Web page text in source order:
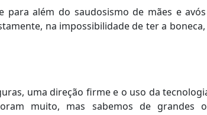
para além do saudosismo de mães e
na impossibilidade de ter a boneca,
uma direção firme e o uso da
muito, mas sabemos de grandes